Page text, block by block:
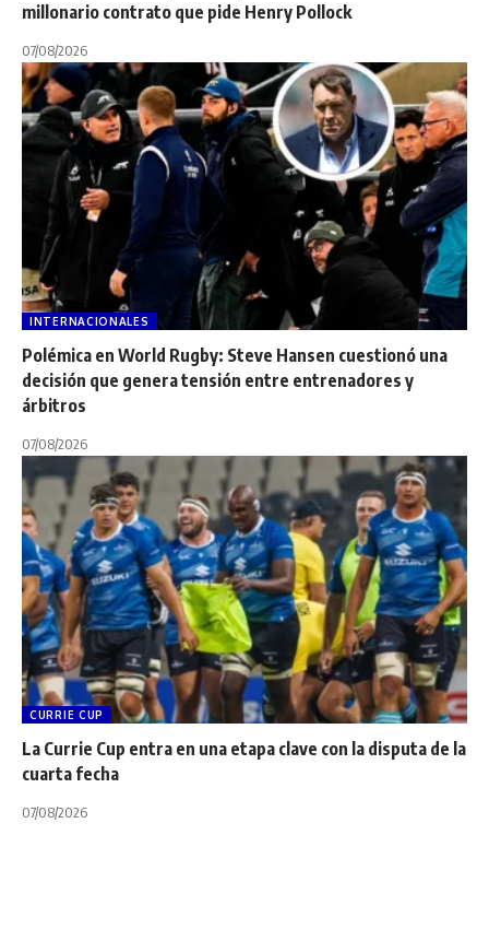
millonario contrato que pide Henry Pollock
07/08/2026
INTERNACIONALES
Polémica en World Rugby: Steve Hansen cuestionó una
decisión que genera tensión entre entrenadores y
árbitros
07/08/2026
CURRIE CUP
La Currie Cup entra en una etapa clave con la disputa de la
cuarta fecha
07/08/2026